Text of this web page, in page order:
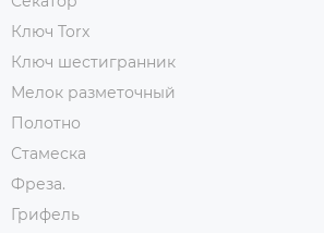
Ключ Torx
Ключ шестигранник
Мелок разметочный
Полотно
Стамеска
Фреза.
Грифель